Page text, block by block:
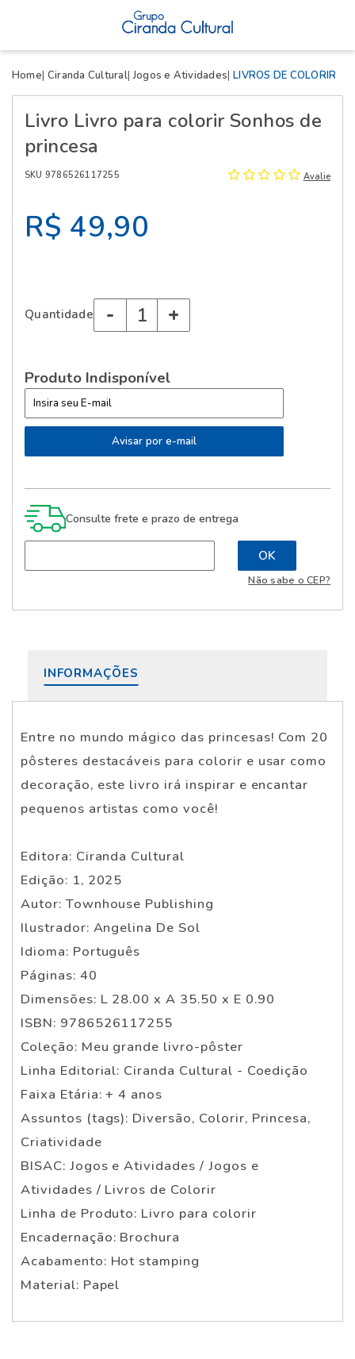
Home Ciranda Cultural Jogos e Atividades LIVROS DE COLORIR
Livro Livro para colorir Sonhos de
princesa
SKU 9786526117255 Avalie
R$ 49,90
Quantidade - +
Produto Indisponível
Consulte frete e prazo de entrega
Não sabe o CEP?
INFORMAÇÕES
Entre no mundo mágico das princesas! Com 20
pôsteres destacáveis para colorir e usar como
decoração, este livro irá inspirar e encantar
pequenos artistas como você!
Editora: Ciranda Cultural
Edição: 1, 2025
Autor: Townhouse Publishing
Ilustrador: Angelina De Sol
Idioma: Português
Páginas: 40
Dimensões: L 28.00 x A 35.50 x E 0.90
ISBN: 9786526117255
Coleção: Meu grande livro-pôster
Linha Editorial: Ciranda Cultural - Coedição
Faixa Etária: + 4 anos
Assuntos (tags): Diversão, Colorir, Princesa,
Criatividade
BISAC: Jogos e Atividades / Jogos e
Atividades / Livros de Colorir
Linha de Produto: Livro para colorir
Encadernação: Brochura
Acabamento: Hot stamping
Material: Papel